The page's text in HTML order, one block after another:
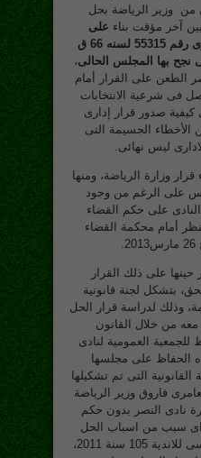
من وزير الرياضة بحل
آخر مؤقت بناء على
حكم القضاء الادارى فى دعوى رقم 55315 لسنه 66 ق
نجح بها المجلس الحالى،
الطعن على القرار أمام
فى شرعية الانتخابات
صدور قرار إدارى
الأخطاء الجسيمة التى
ليس نهائى.
وزارة الرياضة، ومنها
على الرغم من وجود
على حكم القضاء
أمام محكمة القضاء
على ذلك القرار
بتشكل لجنة قانونية
وذلك لدراسة قرار الحل
من خلال القانون
للجمعية العمومية لنادى
الحفاظ على مجلسها
التى تم تشكيلها
فاروق وزير الرياضة
نادى النصر بدون حكم
اى سبب من اسباب الحل
المذكور بلائحة النظام الاساسى للاندية 105 سنة 2011،